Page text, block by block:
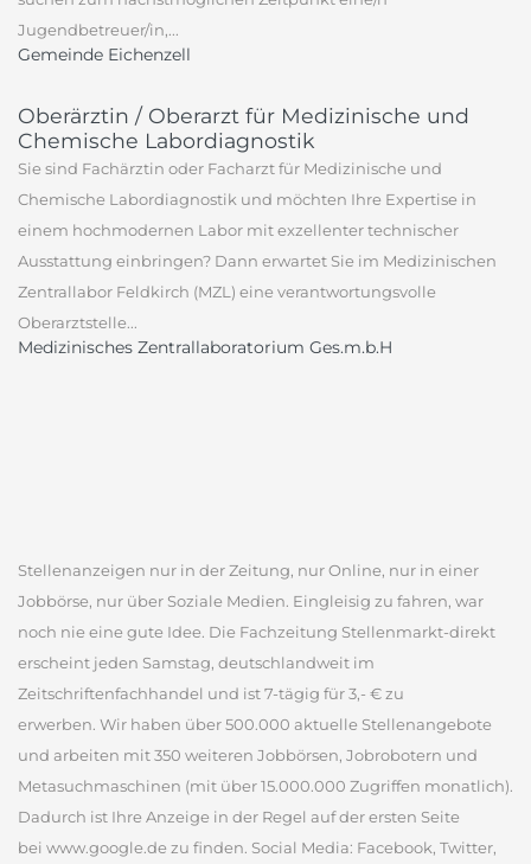
Jugendbetreuer/in,...
Gemeinde Eichenzell
Oberärztin / Oberarzt für Medizinische und
Chemische Labordiagnostik
Sie sind Fachärztin oder Facharzt für Medizinische und
Chemische Labordiagnostik und möchten Ihre Expertise in
einem hochmodernen Labor mit exzellenter technischer
Ausstattung einbringen? Dann erwartet Sie im Medizinischen
Zentrallabor Feldkirch (MZL) eine verantwortungsvolle
Oberarztstelle...
Medizinisches Zentrallaboratorium Ges.m.b.H
Stellenanzeigen nur in der Zeitung, nur Online, nur in einer
Jobbörse, nur über Soziale Medien. Eingleisig zu fahren, war
noch nie eine gute Idee. Die Fachzeitung Stellenmarkt-direkt
erscheint jeden Samstag, deutschlandweit im
Zeitschriftenfachhandel und ist 7-tägig für 3,- € zu
erwerben. Wir haben über 500.000 aktuelle Stellenangebote
und arbeiten mit 350 weiteren Jobbörsen, Jobrobotern und
Metasuchmaschinen (mit über 15.000.000 Zugriffen monatlich).
Dadurch ist Ihre Anzeige in der Regel auf der ersten Seite
bei www.google.de zu finden. Social Media: Facebook, Twitter,